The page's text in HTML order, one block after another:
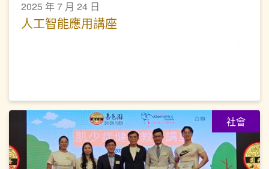
2025 年 7 月 24 日
人工智能應用講座
社會